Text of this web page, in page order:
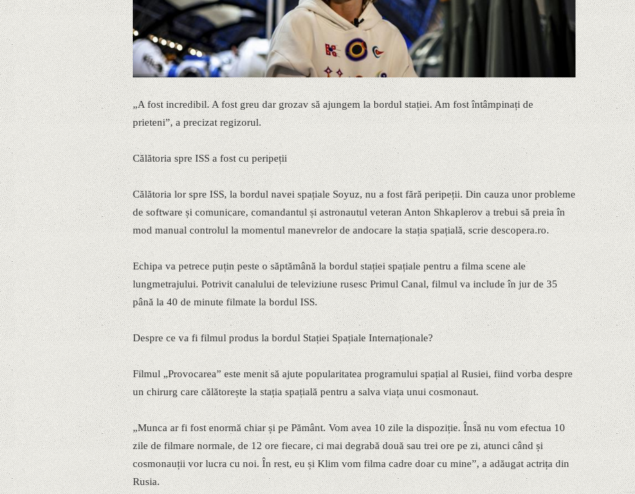
„A fost incredibil. A fost greu dar grozav să ajungem la bordul stației. Am fost întâmpinați de
prieteni”, a precizat regizorul.
Călătoria spre ISS a fost cu peripeții
Călătoria lor spre ISS, la bordul navei spațiale Soyuz, nu a fost fără peripeții. Din cauza unor probleme
de software și comunicare, comandantul și astronautul veteran Anton Shkaplerov a trebui să preia în
mod manual controlul la momentul manevrelor de andocare la stația spațială, scrie descopera.ro.
Echipa va petrece puțin peste o săptămână la bordul stației spațiale pentru a filma scene ale
lungmetrajului. Potrivit canalului de televiziune rusesc Primul Canal, filmul va include în jur de 35
până la 40 de minute filmate la bordul ISS.
Despre ce va fi filmul produs la bordul Stației Spațiale Internaționale?
Filmul „Provocarea” este menit să ajute popularitatea programului spațial al Rusiei, fiind vorba despre
un chirurg care călătorește la stația spațială pentru a salva viața unui cosmonaut.
„Munca ar fi fost enormă chiar și pe Pământ. Vom avea 10 zile la dispoziție. Însă nu vom efectua 10
zile de filmare normale, de 12 ore fiecare, ci mai degrabă două sau trei ore pe zi, atunci când și
cosmonauții vor lucra cu noi. În rest, eu și Klim vom filma cadre doar cu mine”, a adăugat actrița din
Rusia.